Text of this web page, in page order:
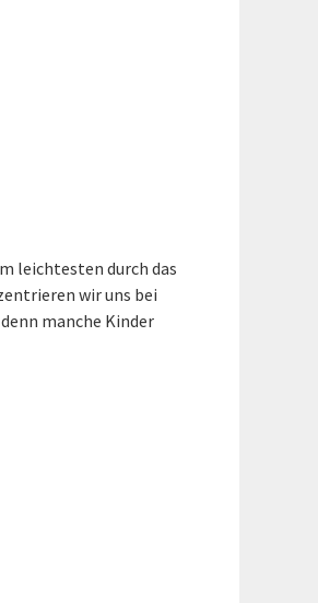
leichtesten durch das
wir uns bei
manche Kinder